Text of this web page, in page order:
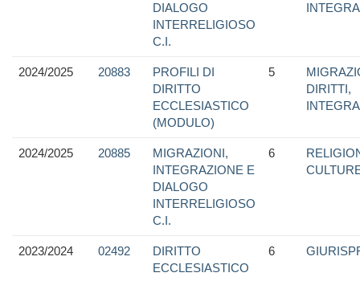
DIALOGO
INTERRELIGIOSO
C.I.
2024/2025 20883
PROFILI DI
DIRITTO
ECCLESIASTICO
(MODULO)
5
DIRITTI,
2024/2025 20885
MIGRAZIONI,
INTEGRAZIONE E
DIALOGO
INTERRELIGIOSO
C.I.
6
2023/2024 02492
DIRITTO
ECCLESIASTICO
6